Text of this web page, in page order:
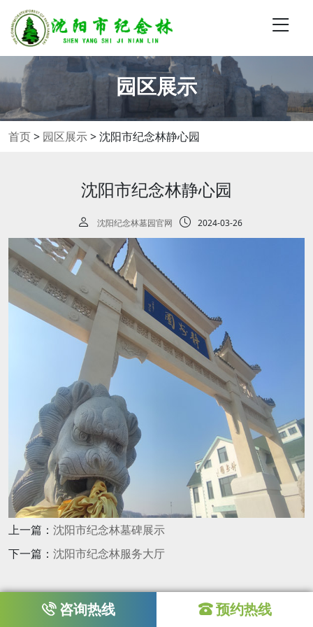
园区展示
首页> 园区展示>沈阳市纪念林静心园
沈阳市纪念林静心园
沈阳纪念林墓园官网 2024-03-26
上一篇： 沈阳市纪念林墓碑展示
下一篇： 沈阳市纪念林服务大厅
咨询热线 预约热线